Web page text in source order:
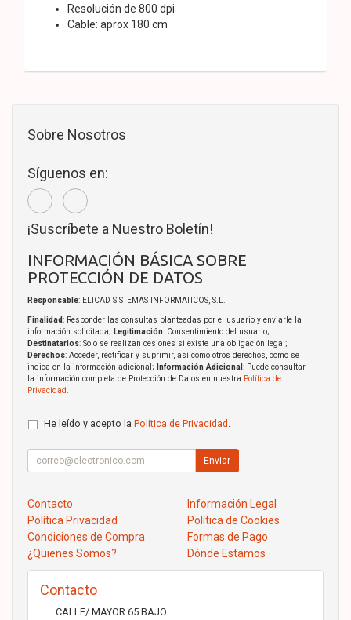
Resolución de 800 dpi
Cable: aprox 180 cm
Sobre Nosotros
Síguenos en:
¡Suscríbete a Nuestro Boletín!
INFORMACIÓN BÁSICA SOBRE
PROTECCIÓN DE DATOS
Responsable: ELICAD SISTEMAS INFORMATICOS, S.L.
Finalidad: Responder las consultas planteadas por el usuario y enviarle la
información solicitada; Legitimación: Consentimiento del usuario;
Destinatarios: Solo se realizan cesiones si existe una obligación legal;
Derechos: Acceder, rectificar y suprimir, así como otros derechos, como se
indica en la información adicional;
Información Adicional : Puede consultar
la información completa de Protección de Datos en nuestra Política de
Privacidad
He leído y acepto la Política de Privacidad
Enviar
Contacto
Información Legal
Política Privacidad
Política de Cookies
Condiciones de Compra
Formas de Pago
¿Quienes Somos?
Dónde Estamos
Contacto
CALLE/ MAYOR 65 BAJO